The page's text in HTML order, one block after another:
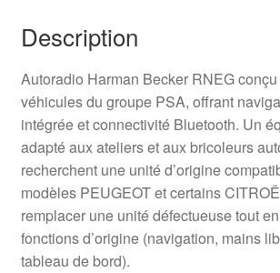
Description
Autoradio Harman Becker RNEG
véhicules du groupe PSA, offrant
intégrée et connectivité Bluetooth. Un
adapté aux ateliers et aux bricoleurs
recherchent une unité d’origine
modèles PEUGEOT et certains
remplacer une unité défectueuse tout
fonctions d’origine (navigation, mains
tableau de bord).